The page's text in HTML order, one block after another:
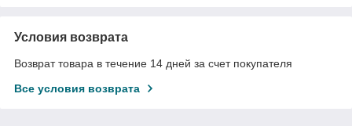
Условия возврата
Возврат товара в течение 14 дней за счет покупателя
Все условия возврата